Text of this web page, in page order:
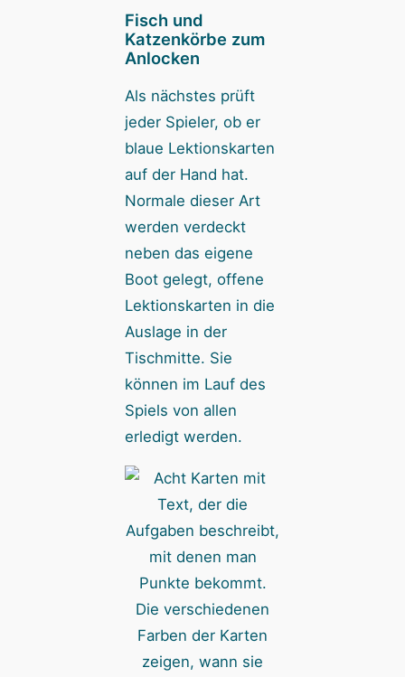
Fisch und
Katzenkörbe zum
Anlocken
Als nächstes prüft
jeder Spieler, ob er
blaue Lektionskarten
auf der Hand hat.
Normale dieser Art
werden verdeckt
neben das eigene
Boot gelegt, offene
Lektionskarten in die
Auslage in der
Tischmitte. Sie
können im Lauf des
Spiels von allen
erledigt werden.
Die verschiedenen
Farben der Karten
zeigen, wann sie